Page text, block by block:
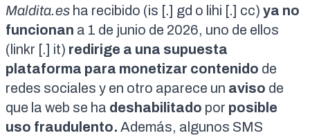
Maldita.es ha recibido (is [.] gd o lihi [.] cc) ya no
funcionan a 1 de junio de 2026, uno de ellos
(linkr [.] it) redirige a una supuesta
plataforma para monetizar contenido de
redes sociales y en otro aparece un aviso de
que la web se ha deshabilitado por posible
uso fraudulento. Además, algunos SMS